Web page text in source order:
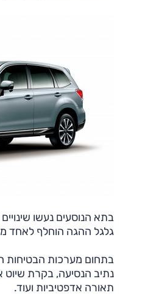
בתא הנוסעים נעשו
גלגל ההגה הוחלף לאחד
נתיב הנסיעה, בקרת שיוט
תאורה אדפטיביות ועוד.